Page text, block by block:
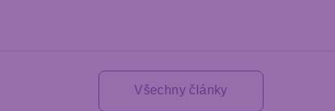
Všechny články